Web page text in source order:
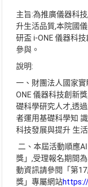
主旨:為推廣儀器科技
升生活品質,本院國
研盃 i-ONE 儀器科技
參與。
說明:
一、財團法人國家
ONE 儀器科技創新
礎科學研究人才,透過
者運用基礎科學知 識
科技發展與提升 生
二、本屆活動順應AI
獎」 ,受理報名期間
動資訊請參閱「第17
獎」專屬網站